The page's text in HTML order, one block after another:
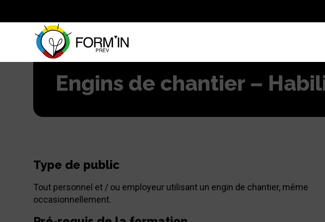
Engins de chantier –
Type de public
Tout personnel et / ou employeur utilisant un engin de chantier, même
occasionnellement.